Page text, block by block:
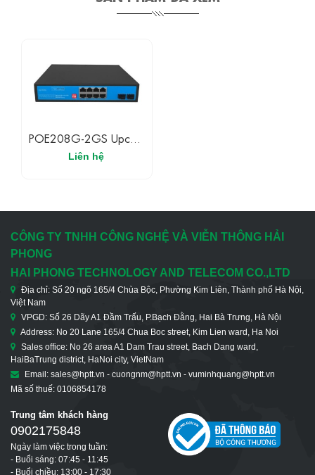
POE208G-2GS Upcom
Switch 8 Cổng Ethernet
1000M, 2 Cổng SFP
Liên hệ
CÔNG TY TNHH CÔNG NGHỆ VÀ VIỄN THÔNG HẢI
PHONG
HAI PHONG TECHNOLOGY AND TELECOM CO.,LTD
Địa chỉ: Số 20 ngõ 165/4 Chùa Bộc, Phường Kim Liên, Thành phố Hà Nội,
Việt Nam
VPGD: Số 26 Dãy A1 Đầm Trấu, P.Bạch Đằng, Hai Bà Trưng, Hà Nội
Address: No 20 Lane 165/4 Chua Boc street, Kim Lien ward, Ha Noi
Sales office: No 26 area A1 Dam Trau street, Bach Dang ward,
HaiBaTrung district, HaNoi city, VietNam
Email: sales@hptt.vn - cuongnm@hptt.vn - vuminhquang@hptt.vn
Mã số thuế: 0106854178
Trung tâm khách hàng
0902175848
Ngày làm việc trong tuần:
- Buổi sáng: 07:45 - 11:45
- Buổi chiều: 13:00 - 17:30